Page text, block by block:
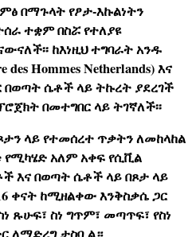
በማጉላት የፆታ-እኩልነትን
ተቋም በስሯ የተለያዩ
ከእነዚህ ተግባራት አንዱ
Hommes Netherlands) እና
በወጣት ሴቶች ላይ ትኩረት ያደረገች
በመተግበር ላይ ትገኛለች፡፡
ላይ የተመሰረተ ጥቃትን ለመከላከል
የሚካሄድ አለም አቀፍ የሲቪል
እና በወጣት ሴቶች ላይ በጾታ ላይ
ቀናት ከሚዘልቀው እንቅስቃሴ ጋር
ጹሁፍ፣ ስነ ግጥም፣ መጣጥፍ፣ የስነ